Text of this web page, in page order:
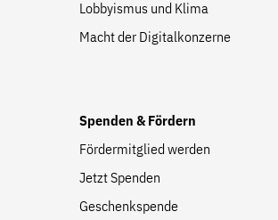
Lobbyismus und Klima
Macht der Digitalkonzerne
Spenden & Fördern
Fördermitglied werden
Jetzt Spenden
Geschenkspende